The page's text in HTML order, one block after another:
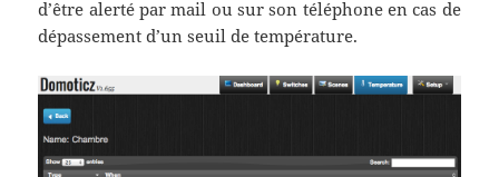
d’être alerté par mail ou sur son téléphone en cas de
dépassement d’un seuil de température.